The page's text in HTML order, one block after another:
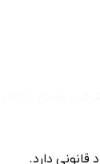
دارد.